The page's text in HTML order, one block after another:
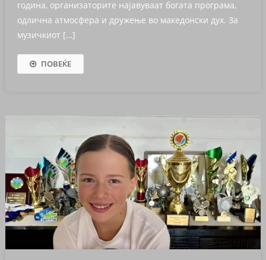
година, организаторите најавуваат богата програма,
одлична атмосфера и дружење во македонски дух. За
музичкиот […]
ПОВЕЌЕ